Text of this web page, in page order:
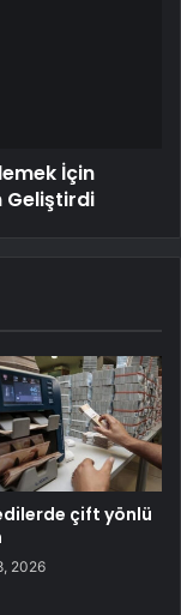
İçin
Geliştirdi
çift yönlü
2026